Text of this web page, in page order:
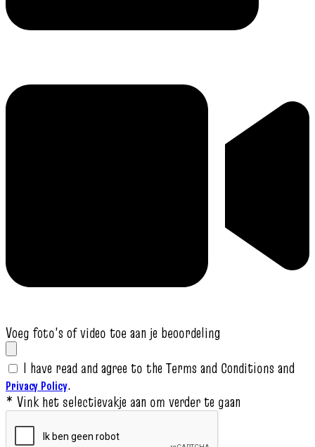
Voeg foto's of video toe aan je beoordeling
I have read and agree to the Terms and Conditions and
Privacy Policy.
* Vink het selectievakje aan om verder te gaan